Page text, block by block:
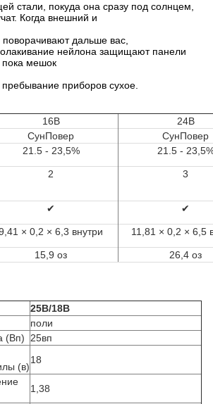
стали, покуда она сразу под солнцем,
Когда внешний и
дальше вас,
нейлона защищают панели
пока мешок
приборов сухое.
16В
24В
СунПовер
СунПовер
21.5 - 23,5% 21.5 -
2 3
✔
✔
× 0,2 × 6,3 внутри
11,81 × 0,2 × 6,5
15,9 оз 26,4 оз
25В/18В
поли
(Вп)
25вп
(в)
18
1,38